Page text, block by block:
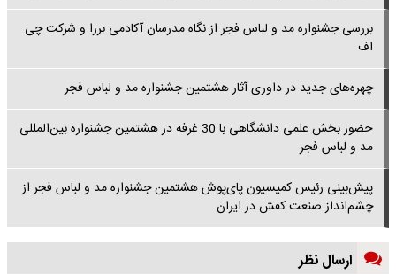
بررسی جشنواره مد و لباس فجر از نگاه مدرسان آکادمی بررا و شرکت چی
اف
چهره‌های جدید در داوری آثار هشتمین جشنواره مد و لباس فجر
حضور بخش علمی دانشگاهی با 30 غرفه در هشتمین جشنواره بین‌المللی
مد و لباس فجر
پیش‌بینی رئیس کمیسیون پای‌پوش هشتمین جشنواره مد و لباس فجر از
چشم‌انداز صنعت کفش در ایران
ارسال نظر